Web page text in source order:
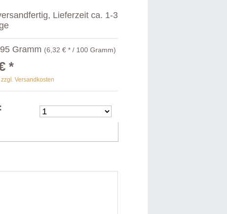
Lieferzeit ca. 1-3
95 Gramm (6,32 € * / 100 Gramm)
*
zzgl. Versandkosten